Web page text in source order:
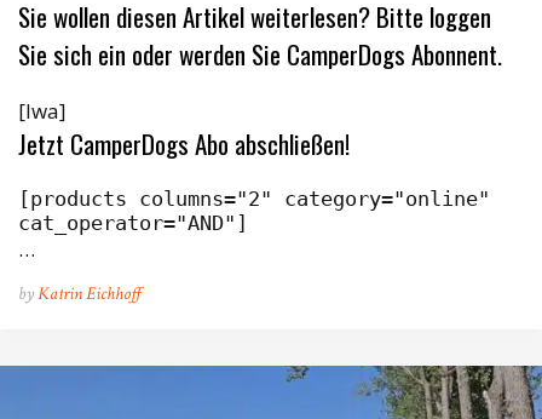
Sie wollen diesen Artikel weiterlesen? Bitte loggen
Sie sich ein oder werden Sie CamperDogs Abonnent.
[lwa]
Jetzt CamperDogs Abo abschließen!
[products columns="2" category="online"
cat_operator="AND"]
…
byKatrin Eichhoff